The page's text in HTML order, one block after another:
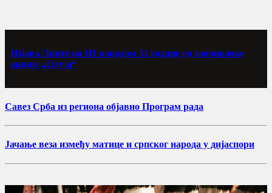
Изјава Линте на Н1 поводом 31 године од злочиначке
акције „Олуја“
Савез Срба из региона објавио Програм рада
Јачање веза између матице и српског народа у дијаспори